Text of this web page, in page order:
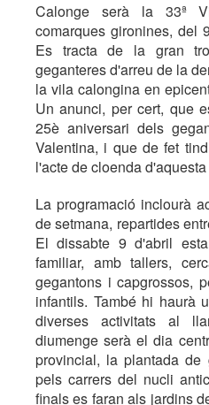
Calonge serà la 33ª
comarques gironines, del
Es tracta de la gran
geganteres d'arreu de la
la vila calongina en
Un anunci, per cert, que
25è aniversari dels
Valentina, i que de fet
l'acte de cloenda
La programació inclourà
de setmana, repartides
El dissabte 9 d'abril
familiar, amb tallers,
gegantons i capgrossos,
infantils. També hi haurà
diverses activitats al
diumenge serà el dia
provincial, la plantada
pels carrers del nucli
finals es faran als jardins